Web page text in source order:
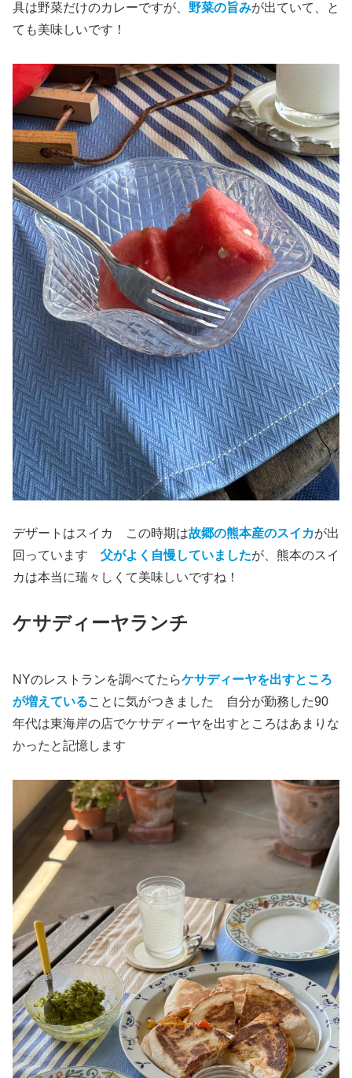
具は野菜だけのカレーですが、 野菜の旨みが出ていて、と
ても美味しいです！
デザートはスイカ この時期は故郷の熊本産のスイカが出
回っています 父がよく自慢していましたが、熊本のスイ
カは本当に瑞々しくて美味しいですね！
ケサディーヤランチ
NYのレストランを調べてたらケサディーヤを出すところ
が増えていることに気がつきました 自分が勤務した90
年代は東海岸の店でケサディーヤを出すところはあまりな
かったと記憶します